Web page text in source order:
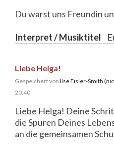
Du warst uns Freundin
Interpret / Musiktitel
Liebe Helga!
Gespeichert von Ilse Eisler-Smith
20:40
Liebe Helga! Deine
die Spuren Deines
an die gemeinsamen